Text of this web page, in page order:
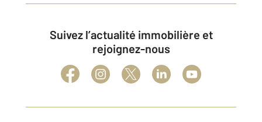
Suivez l’actualité immobilière et
rejoignez-nous